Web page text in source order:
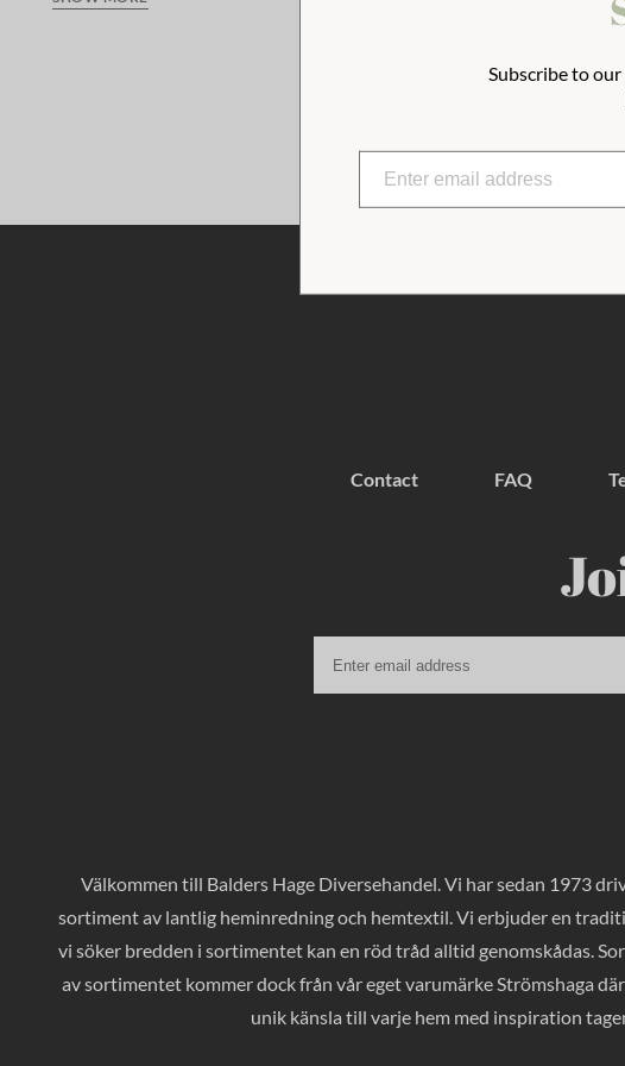
dressing gown to stroll around the house with, as a warming
Contact FAQ
Välkommen till Balders Hage Diversehandel. Vi har sedan 1973
sortiment av lantlig heminredning och hemtextil. Vi erbjuder en
vi söker bredden i sortimentet kan en röd tråd alltid genomskådas.
av sortimentet kommer dock från vår eget varumärke Strömshaga
unik känsla till varje hem med inspiration
Subscribe to